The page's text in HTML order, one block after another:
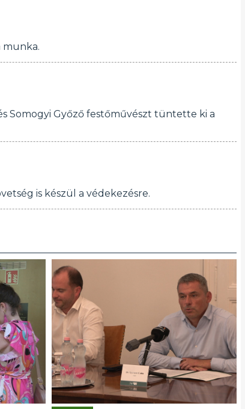
munka.
Somogyi Győző festőművészt tüntette ki a
is készül a védekezésre.